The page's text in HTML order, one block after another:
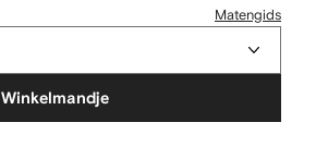
Matengids
Winkelmandje